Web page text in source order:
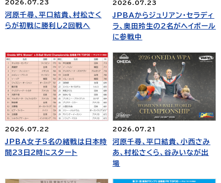
2026.07.23
河原千尋、平口結貴、村松さく
らが初戦に勝利し2回戦へ
2026.07.23
JPBAからジュリアン・セラディ
ラ、奥田玲生の2名がヘイボール
に参戦中
2026.07.22
JPBA女子5名の緒戦は日本時
間23日2時にスタート
2026.07.21
河原千尋、平口結貴、小西さみ
あ、村松さくら、谷みいなが出
場